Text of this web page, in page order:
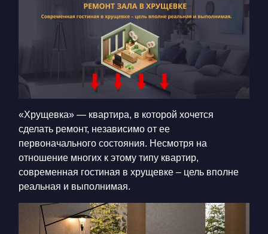
Заказать звонок сейчас
«Хрущевка» — квартира, в которой хочется
сделать ремонт, независимо от ее
первоначального состояния. Несмотря на
отношение многих к этому типу квартир,
современная гостиная в хрущевке – цель вполне
реальная и выполнимая.